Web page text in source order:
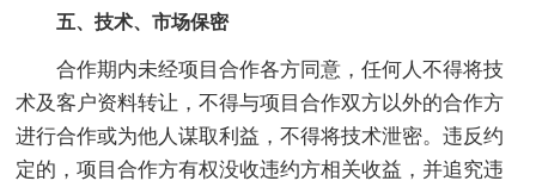
五、技术、市场保密
合作期内未经项目合作各方同意，任何人不得将技
术及客户资料转让，不得与项目合作双方以外的合作方
进行合作或为他人谋取利益，不得将技术泄密。违反约
定的，项目合作方有权没收违约方相关收益，并追究违